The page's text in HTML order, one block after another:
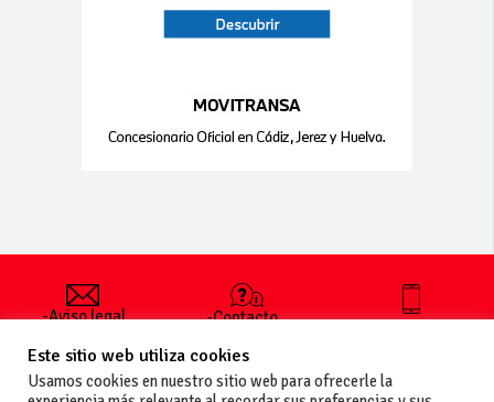
-Aviso legal
generales
de uso
-Contacto
publicar un
anuncio
-Vende+
+34 627 35
Este sitio web utiliza cookies
Usamos cookies en nuestro sitio web para ofrecerle la